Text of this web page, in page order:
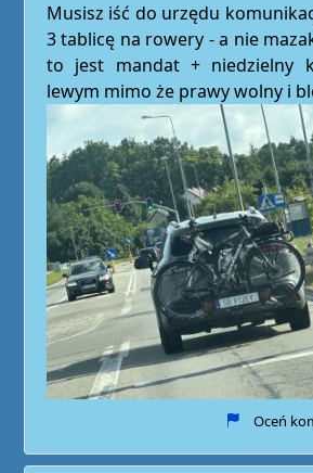
Musisz iść do urzędu
3 tablicę na rowery - a nie
to jest mandat + niedzielny
lewym mimo że prawy wolny i
Oceń